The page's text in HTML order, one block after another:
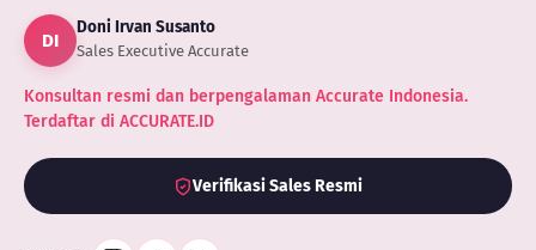
DI
Doni Irvan Susanto
Sales Executive Accurate
Konsultan resmi dan berpengalaman Accurate Indonesia.
Terdaftar di ACCURATE.ID
Verifikasi Sales Resmi